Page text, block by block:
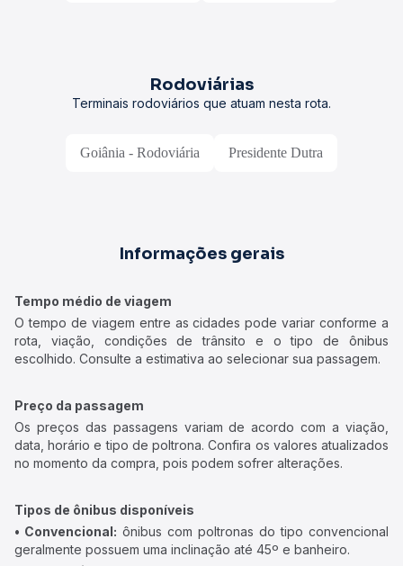
Rodoviárias
Terminais rodoviários que atuam nesta rota.
Goiânia - Rodoviária Presidente Dutra
Informações gerais
Tempo médio de viagem
O tempo de viagem entre as cidades pode variar conforme a
rota, viação, condições de trânsito e o tipo de ônibus
escolhido. Consulte a estimativa ao selecionar sua passagem.
Preço da passagem
Os preços das passagens variam de acordo com a viação,
data, horário e tipo de poltrona. Confira os valores atualizados
no momento da compra, pois podem sofrer alterações.
Tipos de ônibus disponíveis
• Convencional: ônibus com poltronas do tipo convencional
geralmente possuem uma inclinação até 45º e banheiro.